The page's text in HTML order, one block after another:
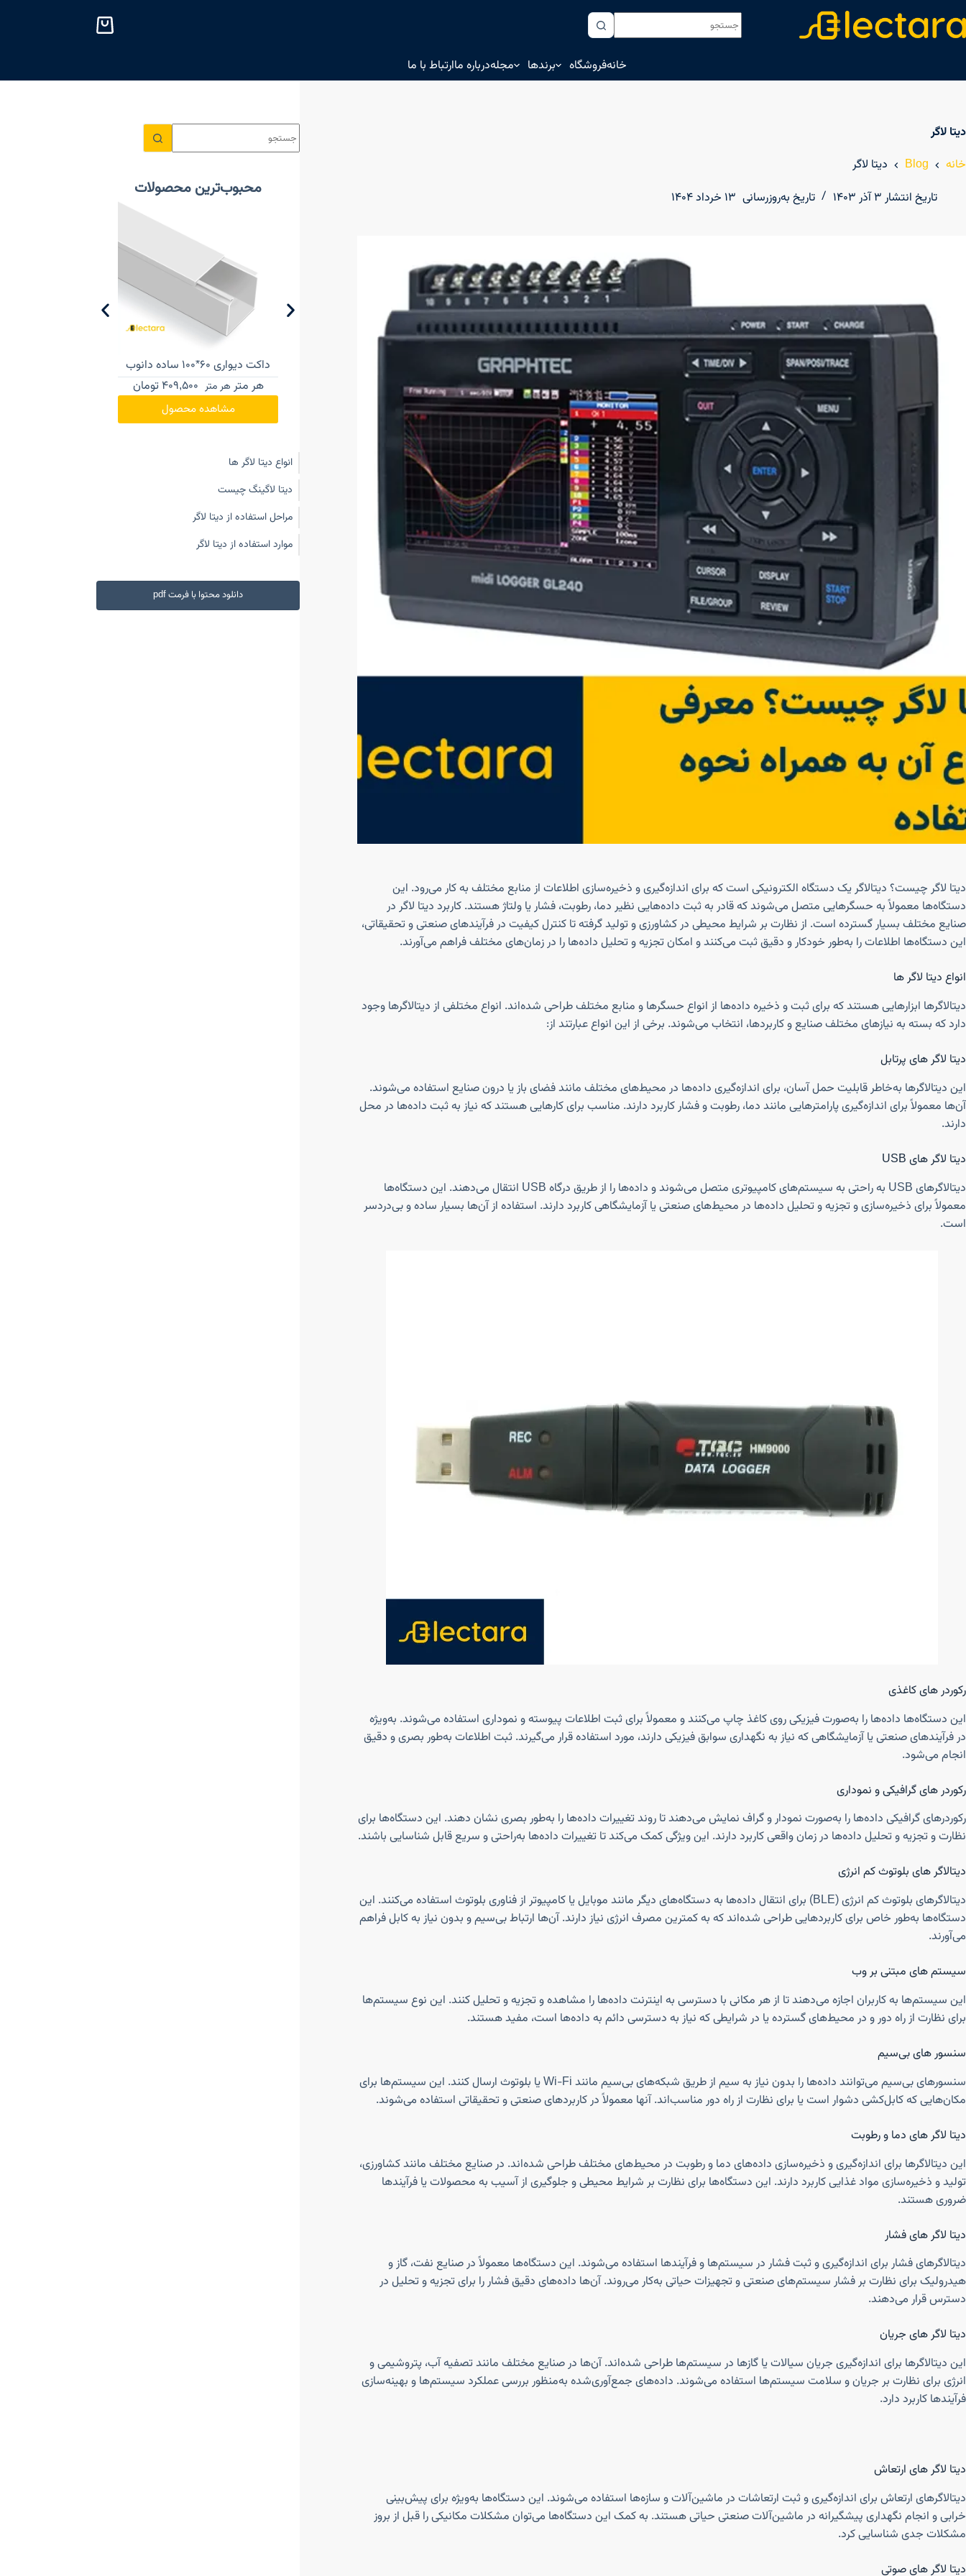
خانهفروشگاه برندها مجلهدرباره ماارتباط با ما
دیتا لاگر
خانه
Blog
دیتا لاگر
تاریخ انتشار ۳ آذر ۱۴۰۳ تاریخ به‌روزرسانی ۱۳ خرداد ۱۴۰۴
دیتا لاگر چیست؟ دیتالاگر یک دستگاه الکترونیکی است که برای اندازه‌گیری و ذخیره‌سازی اطلاعات از منابع مختلف به کار می‌رود. این
دستگاه‌ها معمولاً به حسگرهایی متصل می‌شوند که قادر به ثبت داده‌هایی نظیر دما، رطوبت، فشار یا ولتاژ هستند. کاربرد دیتا لاگر در
صنایع مختلف بسیار گسترده است. از نظارت بر شرایط محیطی در کشاورزی و تولید گرفته تا کنترل کیفیت در فرآیندهای صنعتی و تحقیقاتی،
این دستگاه‌ها اطلاعات را به‌طور خودکار و دقیق ثبت می‌کنند و امکان تجزیه و تحلیل داده‌ها را در زمان‌های مختلف فراهم می‌آورند.
انواع دیتا لاگر ها
دیتالاگرها ابزارهایی هستند که برای ثبت و ذخیره داده‌ها از انواع حسگرها و منابع مختلف طراحی شده‌اند. انواع مختلفی از دیتالاگرها وجود
دارد که بسته به نیازهای مختلف صنایع و کاربردها، انتخاب می‌شوند. برخی از این انواع عبارتند از:
دیتا لاگر های پرتابل
این دیتالاگرها به‌خاطر قابلیت حمل آسان، برای اندازه‌گیری داده‌ها در محیط‌های مختلف مانند فضای باز یا درون صنایع استفاده می‌شوند.
آن‌ها معمولاً برای اندازه‌گیری پارامترهایی مانند دما، رطوبت و فشار کاربرد دارند. مناسب برای کارهایی هستند که نیاز به ثبت داده‌ها در محل
دارند.
دیتا لاگر های USB
دیتالاگرهای USB به راحتی به سیستم‌های کامپیوتری متصل می‌شوند و داده‌ها را از طریق درگاه USB انتقال می‌دهند. این دستگاه‌ها
معمولاً برای ذخیره‌سازی و تجزیه و تحلیل داده‌ها در محیط‌های صنعتی یا آزمایشگاهی کاربرد دارند. استفاده از آن‌ها بسیار ساده و بی‌دردسر
است.
رکوردر های کاغذی
این دستگاه‌ها داده‌ها را به‌صورت فیزیکی روی کاغذ چاپ می‌کنند و معمولاً برای ثبت اطلاعات پیوسته و نموداری استفاده می‌شوند. به‌ویژه
در فرآیندهای صنعتی یا آزمایشگاهی که نیاز به نگهداری سوابق فیزیکی دارند، مورد استفاده قرار می‌گیرند. ثبت اطلاعات به‌طور بصری و دقیق
انجام می‌شود.
رکوردر های گرافیکی و نموداری
رکوردرهای گرافیکی داده‌ها را به‌صورت نمودار و گراف نمایش می‌دهند تا روند تغییرات داده‌ها را به‌طور بصری نشان دهند. این دستگاه‌ها برای
نظارت و تجزیه و تحلیل داده‌ها در زمان واقعی کاربرد دارند. این ویژگی کمک می‌کند تا تغییرات داده‌ها به‌راحتی و سریع قابل شناسایی باشند.
دیتالاگر های بلوتوث کم انرژی
دیتالاگرهای بلوتوث کم انرژی (BLE) برای انتقال داده‌ها به دستگاه‌های دیگر مانند موبایل یا کامپیوتر از فناوری بلوتوث استفاده می‌کنند. این
دستگاه‌ها به‌طور خاص برای کاربردهایی طراحی شده‌اند که به کمترین مصرف انرژی نیاز دارند. آن‌ها ارتباط بی‌سیم و بدون نیاز به کابل فراهم
می‌آورند.
سیستم‌ های مبتنی بر وب
این سیستم‌ها به کاربران اجازه می‌دهند تا از هر مکانی با دسترسی به اینترنت داده‌ها را مشاهده و تجزیه و تحلیل کنند. این نوع سیستم‌ها
برای نظارت از راه دور و در محیط‌های گسترده یا در شرایطی که نیاز به دسترسی دائم به داده‌ها است، مفید هستند.
سنسور های بی‌سیم
سنسورهای بی‌سیم می‌توانند داده‌ها را بدون نیاز به سیم از طریق شبکه‌های بی‌سیم مانند Wi-Fi یا بلوتوث ارسال کنند. این سیستم‌ها برای
مکان‌هایی که کابل‌کشی دشوار است یا برای نظارت از راه دور مناسب‌اند. آنها معمولاً در کاربردهای صنعتی و تحقیقاتی استفاده می‌شوند.
دیتا لاگر های دما و رطوبت
این دیتالاگرها برای اندازه‌گیری و ذخیره‌سازی داده‌های دما و رطوبت در محیط‌های مختلف طراحی شده‌اند. در صنایع مختلف مانند کشاورزی،
تولید و ذخیره‌سازی مواد غذایی کاربرد دارند. این دستگاه‌ها برای نظارت بر شرایط محیطی و جلوگیری از آسیب به محصولات یا فرآیندها
ضروری هستند.
دیتا لاگر های فشار
دیتالاگرهای فشار برای اندازه‌گیری و ثبت فشار در سیستم‌ها و فرآیندها استفاده می‌شوند. این دستگاه‌ها معمولاً در صنایع نفت، گاز و
هیدرولیک برای نظارت بر فشار سیستم‌های صنعتی و تجهیزات حیاتی به‌کار می‌روند. آن‌ها داده‌های دقیق فشار را برای تجزیه و تحلیل در
دسترس قرار می‌دهند.
دیتا لاگر های جریان
این دیتالاگرها برای اندازه‌گیری جریان سیالات یا گازها در سیستم‌ها طراحی شده‌اند. آن‌ها در صنایع مختلف مانند تصفیه آب، پتروشیمی و
انرژی برای نظارت بر جریان و سلامت سیستم‌ها استفاده می‌شوند. داده‌های جمع‌آوری‌شده به‌منظور بررسی عملکرد سیستم‌ها و بهینه‌سازی
فرآیندها کاربرد دارد.
دیتا لاگر های ارتعاش
دیتالاگرهای ارتعاش برای اندازه‌گیری و ثبت ارتعاشات در ماشین‌آلات و سازه‌ها استفاده می‌شوند. این دستگاه‌ها به‌ویژه برای پیش‌بینی
خرابی و انجام نگهداری پیشگیرانه در ماشین‌آلات صنعتی حیاتی هستند. به کمک این دستگاه‌ها می‌توان مشکلات مکانیکی را قبل از بروز
مشکلات جدی شناسایی کرد.
دیتا لاگر های صوتی
محبوب‌ترین محصولات
داکت دیواری ۶۰*۱۰۰ ساده دانوب
هر متر هر متر 409,500 تومان
مشاهده محصول
انواع دیتا لاگر ها
دیتا لاگینگ چیست
مراحل استفاده از دیتا لاگر
موارد استفاده از دیتا لاگر
دانلود محتوا با فرمت pdf